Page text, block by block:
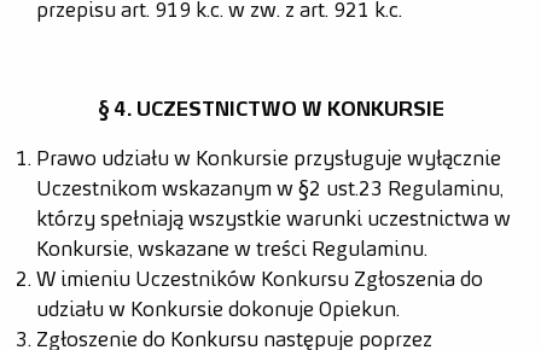
przepisu art. 919 k.c. w zw. z art. 921 k.c.
§ 4. UCZESTNICTWO W KONKURSIE
Prawo udziału w Konkursie przysługuje wyłącznie
Uczestnikom wskazanym w § 2 ust. 23 Regulaminu,
którzy spełniają wszystkie warunki uczestnictwa w
Konkursie, wskazane w treści Regulaminu.
W imieniu Uczestników Konkursu Zgłoszenia do
udziału w Konkursie dokonuje Opiekun.
Zgłoszenie do Konkursu następuje poprzez